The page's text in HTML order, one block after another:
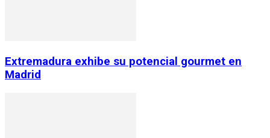
Extremadura exhibe su potencial gourmet en
Madrid